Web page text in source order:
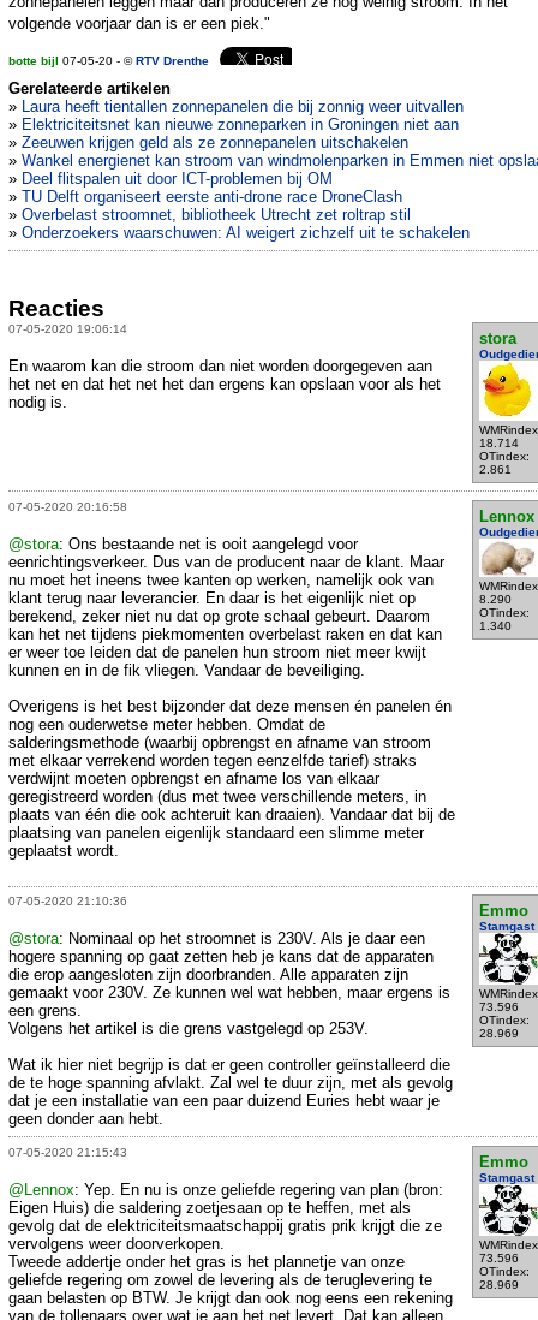
volgende voorjaar dan is er een piek."
botte bijl 07-05-20 - ©RTV Drenthe
Gerelateerde artikelen
» Laura heeft tientallen zonnepanelen die bij zonnig weer uitvallen
» Elektriciteitsnet kan nieuwe zonneparken in Groningen niet aan
» Zeeuwen krijgen geld als ze zonnepanelen uitschakelen
» Wankel energienet kan stroom van windmolenparken in Emmen niet
» Deel flitspalen uit door ICT-problemen bij OM
» TU Delft organiseert eerste anti-drone race DroneClash
» Overbelast stroomnet, bibliotheek Utrecht zet roltrap stil
» Onderzoekers waarschuwen: AI weigert zichzelf uit te schakelen
Reacties
07-05-2020 19:06:14
stora
18.714
OTindex:
2.861
En waarom kan die stroom dan niet worden doorgegeven aan
het net en dat het net het dan ergens kan opslaan voor als het
nodig is.
07-05-2020 20:16:58
Lennox
8.290
OTindex:
1.340
@stora: Ons bestaande net is ooit aangelegd voor
eenrichtingsverkeer. Dus van de producent naar de klant. Maar
nu moet het ineens twee kanten op werken, namelijk ook van
klant terug naar leverancier. En daar is het eigenlijk niet op
berekend, zeker niet nu dat op grote schaal gebeurt. Daarom
kan het net tijdens piekmomenten overbelast raken en dat kan
er weer toe leiden dat de panelen hun stroom niet meer kwijt
kunnen en in de fik vliegen. Vandaar de beveiliging.
Overigens is het best bijzonder dat deze mensen én panelen én
nog een ouderwetse meter hebben. Omdat de
salderingsmethode (waarbij opbrengst en afname van stroom
met elkaar verrekend worden tegen eenzelfde tarief) straks
verdwijnt moeten opbrengst en afname los van elkaar
geregistreerd worden (dus met twee verschillende meters, in
plaats van één die ook achteruit kan draaien). Vandaar dat bij de
plaatsing van panelen eigenlijk standaard een slimme meter
geplaatst wordt.
07-05-2020 21:10:36
Emmo
Stamgast
73.596
OTindex:
28.969
@stora: Nominaal op het stroomnet is 230V. Als je daar een
hogere spanning op gaat zetten heb je kans dat de apparaten
die erop aangesloten zijn doorbranden. Alle apparaten zijn
gemaakt voor 230V. Ze kunnen wel wat hebben, maar ergens is
een grens.
Volgens het artikel is die grens vastgelegd op 253V.
Wat ik hier niet begrijp is dat er geen controller geïnstalleerd die
de te hoge spanning afvlakt. Zal wel te duur zijn, met als gevolg
dat je een installatie van een paar duizend Euries hebt waar je
geen donder aan hebt.
07-05-2020 21:15:43
Emmo
Stamgast
73.596
OTindex:
28.969
@Lennox: Yep. En nu is onze geliefde regering van plan (bron:
Eigen Huis) die saldering zoetjesaan op te heffen, met als
gevolg dat de elektriciteitsmaatschappij gratis prik krijgt die ze
vervolgens weer doorverkopen.
Tweede addertje onder het gras is het plannetje van onze
geliefde regering om zowel de levering als de teruglevering te
gaan belasten op BTW. Je krijgt dan ook nog eens een rekening
van de tollenaars over wat je aan het net levert. Dat kan alleen